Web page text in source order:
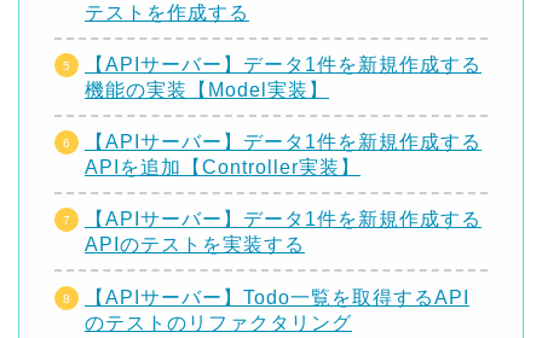
テストを作成する
【APIサーバー】データ1件を新規作成する
機能の実装【Model実装】
【APIサーバー】データ1件を新規作成する
APIを追加【Controller実装】
【APIサーバー】データ1件を新規作成する
APIのテストを実装する
【APIサーバー】Todo一覧を取得するAPI
のテストのリファクタリング